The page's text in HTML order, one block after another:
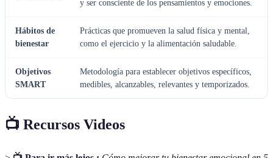
y ser consciente de los pensamientos y emociones.
Hábitos de
bienestar
Prácticas que promueven la salud física y mental,
como el ejercicio y la alimentación saludable.
Objetivos
SMART
Metodología para establecer objetivos específicos,
medibles, alcanzables, relevantes y temporizados.
📺 Recursos Videos